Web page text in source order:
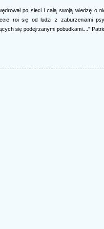
po sieci i całą swoją wiedzę o
roi się od ludzi z zaburzeniami
się podejrzanymi pobudkami...."